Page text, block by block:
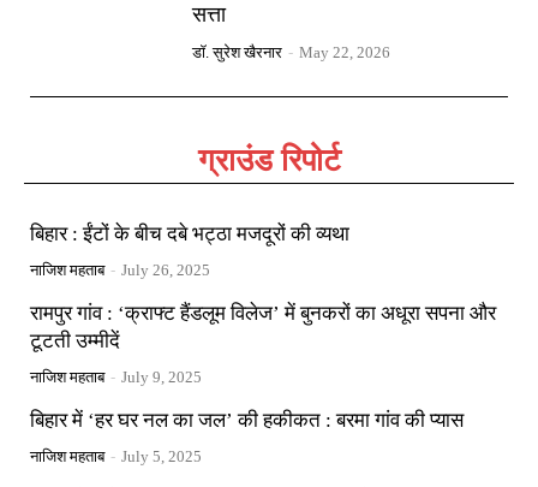
सत्ता
डॉ. सुरेश खैरनार - May 22, 2026
ग्राउंड रिपोर्ट
बिहार : ईंटों के बीच दबे भट्ठा मजदूरों की व्यथा
नाजिश महताब - July 26, 2025
रामपुर गांव : ‘क्राफ्ट हैंडलूम विलेज’ में बुनकरों का अधूरा सपना और
टूटती उम्मीदें
नाजिश महताब - July 9, 2025
बिहार में ‘हर घर नल का जल’ की हकीकत : बरमा गांव की प्यास
नाजिश महताब - July 5, 2025